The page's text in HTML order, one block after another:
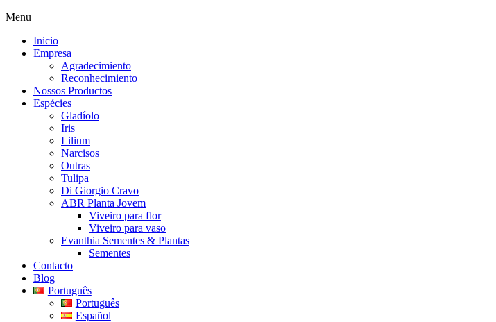
Menu
Inicio
Empresa
Agradecimiento
Reconhecimiento
Nossos Productos
Espécies
Gladíolo
Iris
Lilium
Narcisos
Outras
Tulipa
Di Giorgio Cravo
ABR Planta Jovem
Viveiro para flor
Viveiro para vaso
Evanthia Sementes & Plantas
Sementes
Contacto
Blog
Português
Português
Español